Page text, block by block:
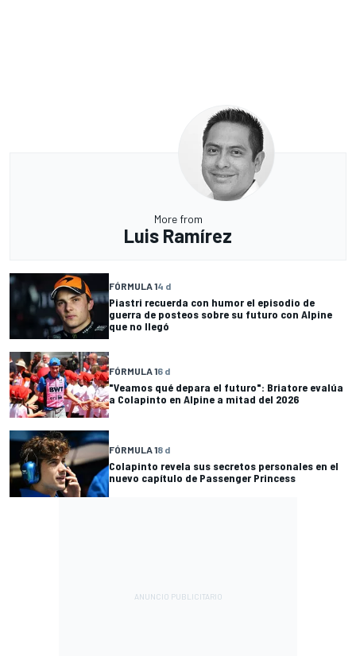
More from
Luis Ramírez
FÓRMULA 14 d
Piastri recuerda con humor el episodio de
guerra de posteos sobre su futuro con Alpine
que no llegó
FÓRMULA 16 d
"Veamos qué depara el futuro": Briatore evalúa
a Colapinto en Alpine a mitad del 2026
FÓRMULA 18 d
Colapinto revela sus secretos personales en el
nuevo capítulo de Passenger Princess